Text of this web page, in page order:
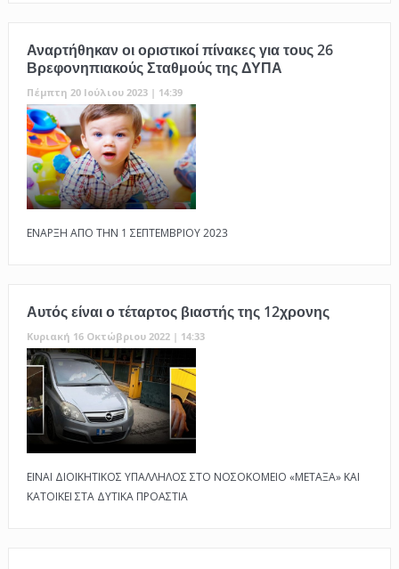
Αναρτήθηκαν οι οριστικοί πίνακες για τους 26
Βρεφονηπιακούς Σταθμούς της ΔΥΠΑ
Πέμπτη 20 Ιούλιου 2023 | 14:39
ΕΝΑΡΞΗ ΑΠΟ ΤΗΝ 1 ΣΕΠΤΕΜΒΡΙΟΥ 2023
Αυτός είναι ο τέταρτος βιαστής της 12χρονης
Κυριακή 16 Οκτώβριου 2022 | 14:33
ΕΙΝΑΙ ΔΙΟΙΚΗΤΙΚΟΣ ΥΠΑΛΛΗΛΟΣ ΣΤΟ ΝΟΣΟΚΟΜΕΙΟ «ΜΕΤΑΞΑ» ΚΑΙ
ΚΑΤΟΙΚΕΙ ΣΤΑ ΔΥΤΙΚΑ ΠΡΟΑΣΤΙΑ